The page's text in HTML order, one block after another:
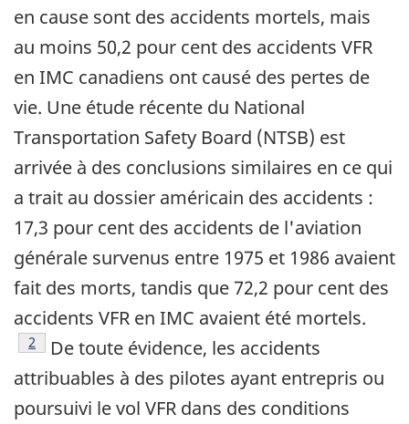
en cause sont des accidents mortels, mais
au moins 50,2 pour cent des accidents VFR
en IMC canadiens ont causé des pertes de
vie. Une étude récente du National
Transportation Safety Board (NTSB) est
arrivée à des conclusions similaires en ce qui
a trait au dossier américain des accidents :
17,3 pour cent des accidents de l'aviation
générale survenus entre 1975 et 1986 avaient
fait des morts, tandis que 72,2 pour cent des
accidents VFR en IMC avaient été mortels.
Note de bas de page
2
De toute évidence, les accidents
attribuables à des pilotes ayant entrepris ou
poursuivi le vol VFR dans des conditions